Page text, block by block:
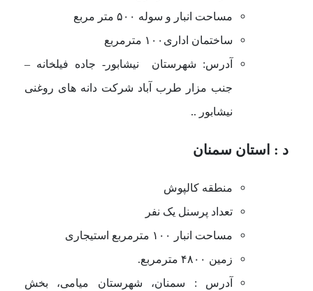
مساحت انبار و سوله ۵۰۰ متر مربع
ساختمان اداری۱۰۰ مترمربع
آدرس: شهرستان نیشابور- جاده فیلخانه –
جنب مزار طرب آباد شرکت دانه های روغنی
نیشابور ..
د : استان سمنان
منطقه کالپوش
تعداد پرسنل یک نفر
مساحت انبار ۱۰۰ مترمربع استیجاری
زمین ۴۸۰۰ مترمربع.
آدرس : سمنان، شهرستان میامی، بخش